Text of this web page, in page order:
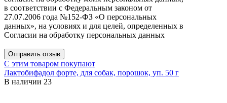
в соответствии с Федеральным законом от
27.07.2006 года №152-ФЗ «О персональных
данных», на условиях и для целей, определенных в
Согласии на обработку персональных данных
Отправить отзыв
С этим товаром покупают
Лактобифадол форте, для собак, порошок, уп. 50 г
В наличии 23